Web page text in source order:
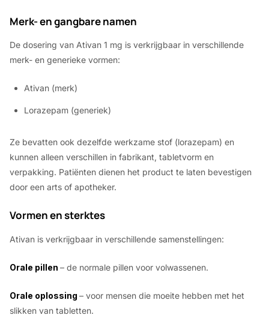
Merk- en gangbare namen
De dosering van Ativan 1 mg is verkrijgbaar in verschillende
merk- en generieke vormen:
Ativan (merk)
Lorazepam (generiek)
Ze bevatten ook dezelfde werkzame stof (lorazepam) en
kunnen alleen verschillen in fabrikant, tabletvorm en
verpakking. Patiënten dienen het product te laten bevestigen
door een arts of apotheker.
Vormen en sterktes
Ativan is verkrijgbaar in verschillende samenstellingen:
Orale pillen – de normale pillen voor volwassenen.
Orale oplossing – voor mensen die moeite hebben met het
slikken van tabletten.